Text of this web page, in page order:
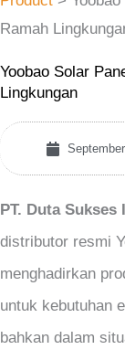
Ramah
Yoobao Solar
Lingkungan
PT. Duta Sukses
distributor resmi
menghadirkan
untuk kebutuhan
bahkan dalam